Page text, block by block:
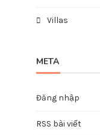
Villas
META
Đăng nhập
RSS bài viết